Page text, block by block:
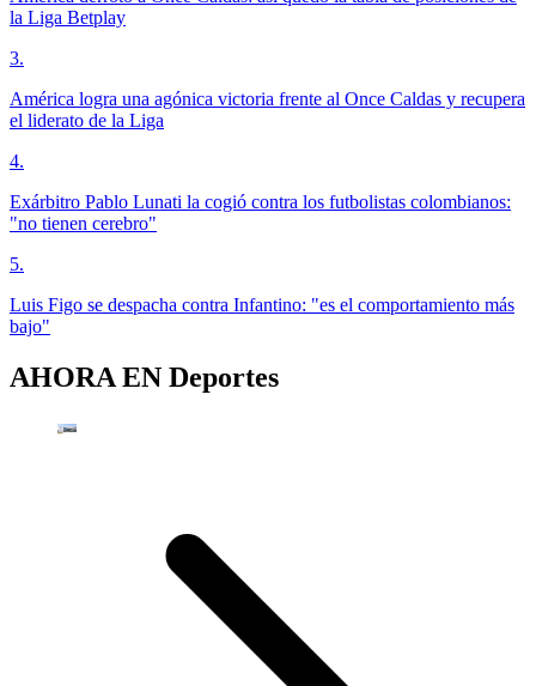
la Liga Betplay
3.
América logra una agónica victoria frente al Once Caldas y recupera
el liderato de la Liga
4.
Exárbitro Pablo Lunati la cogió contra los futbolistas colombianos:
"no tienen cerebro"
5.
Luis Figo se despacha contra Infantino: "es el comportamiento más
bajo"
AHORA EN Deportes